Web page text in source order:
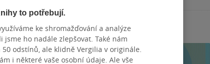
to potřebují.
ke shromažďování a analýze
ho nadále zlepšovat. Také nám
odstínů, ale klidně Vergilia v originále.
i některé vaše osobní údaje. Ale vše